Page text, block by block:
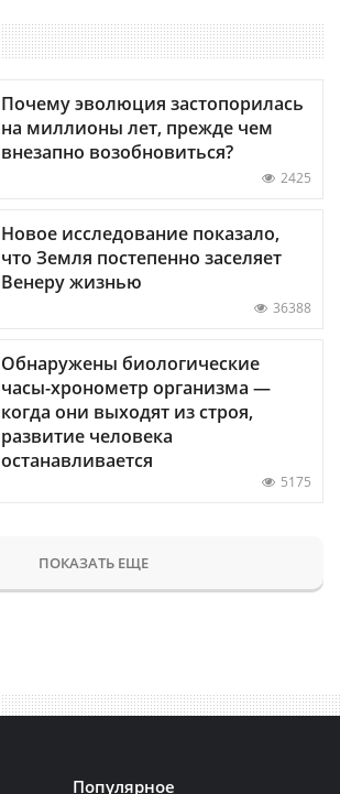
Почему эволюция застопорилась
на миллионы лет, прежде чем
внезапно возобновиться?
2425
Новое исследование показало,
что Земля постепенно заселяет
Венеру жизнью
36388
Обнаружены биологические
часы-хронометр организма —
когда они выходят из строя,
развитие человека
останавливается
5175
ПОКАЗАТЬ ЕЩЕ
Популярное